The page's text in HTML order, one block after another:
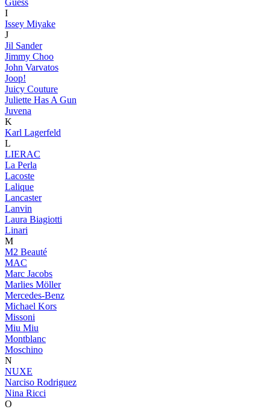
Guess
I
Issey Miyake
J
Jil Sander
Jimmy Choo
John Varvatos
Joop!
Juicy Couture
Juliette Has A Gun
Juvena
K
Karl Lagerfeld
L
LIERAC
La Perla
Lacoste
Lalique
Lancaster
Lanvin
Laura Biagiotti
Linari
M
M2 Beauté
MAC
Marc Jacobs
Marlies Möller
Mercedes-Benz
Michael Kors
Missoni
Miu Miu
Montblanc
Moschino
N
NUXE
Narciso Rodriguez
Nina Ricci
O